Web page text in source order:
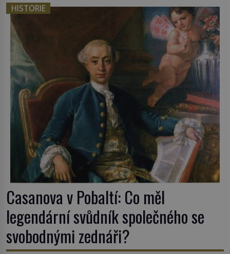
HISTORIE
Casanova v Pobaltí: Co měl
legendární svůdník společného se
svobodnými zednáři?